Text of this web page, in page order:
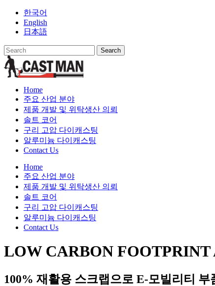
Skip
content
한국어
English
日本語
Home
주요 산업 분야
제품 개발 및 위탁생산 의뢰
솔트 코어
구리 고압 다이캐스팅
알루미늄 다이캐스팅
Contact Us
Home
주요 산업 분야
제품 개발 및 위탁생산 의뢰
솔트 코어
구리 고압 다이캐스팅
알루미늄 다이캐스팅
Contact Us
LOW CARBON
100% 재활용 스크랩으로 E-모빌리티